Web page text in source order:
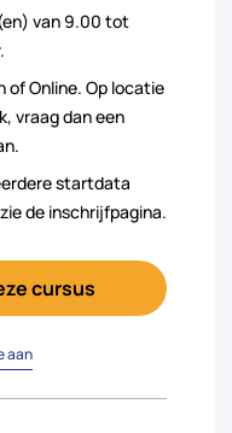
van 9.00 tot
of Online. Op locatie
vraag dan een
startdata
de inschrijfpagina.
cursus
aan